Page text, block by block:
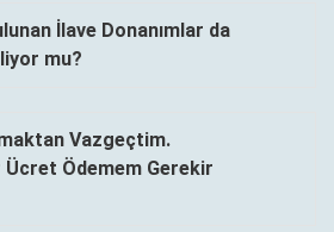
İlave Donanımlar da
mu?
Vazgeçtim.
Ücret Ödemem Gerekir